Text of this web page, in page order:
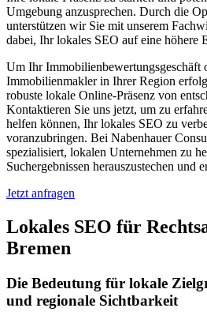
Umgebung anzusprechen. Durch die
unterstützen wir Sie mit unserem
dabei, Ihr lokales SEO auf eine höhere
Um Ihr Immobilienbewertungsgeschäft
Immobilienmakler in Ihrer Region
robuste lokale Online-Präsenz von
Kontaktieren Sie uns jetzt, um zu
helfen können, Ihr lokales SEO zu
voranzubringen. Bei Nabenhauer
spezialisiert, lokalen Unternehmen zu
Suchergebnissen herauszustechen und
Jetzt anfragen
Lokales SEO für
Bremen
Die Bedeutung für lokale
und regionale Sichtbarkeit